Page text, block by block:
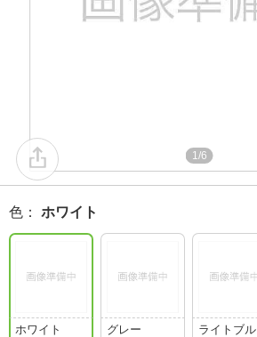
1/6
色 ： ホワイト
ホワイト グレー ライトブ